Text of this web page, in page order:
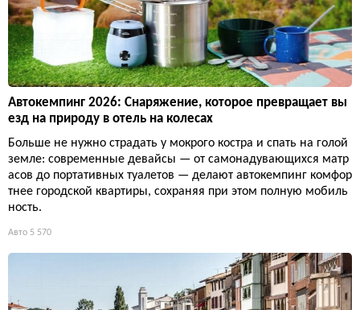
Автокемпинг 2026: Снаряжение, которое превращает вы
езд на природу в отель на колесах
Больше не нужно страдать у мокрого костра и спать на голой
земле: современные девайсы — от самонадувающихся матр
асов до портативных туалетов — делают автокемпинг комфор
тнее городской квартиры, сохраняя при этом полную мобиль
ность.
Авто 5 570